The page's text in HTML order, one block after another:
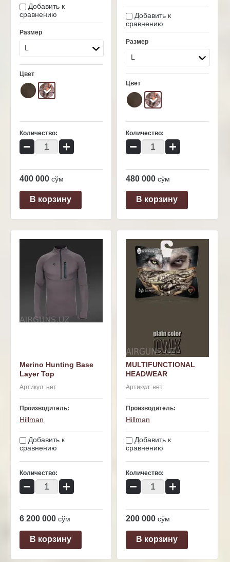
Добавить к
сравнению
Размер
L
Цвет
Количество:
− +
400 000 сўм
В корзину
Добавить к
сравнению
Размер
L
Цвет
Количество:
− +
480 000 сўм
В корзину
Merino Hunting Base
Layer Top
Артикул: нет
Производитель:
Hillman
Добавить к
сравнению
Количество:
− +
6 200 000 сўм
В корзину
MULTIFUNCTIONAL
HEADWEAR
Артикул:нет
Производитель:
Hillman
Добавить к
сравнению
Количество:
− +
200 000 сўм
В корзину